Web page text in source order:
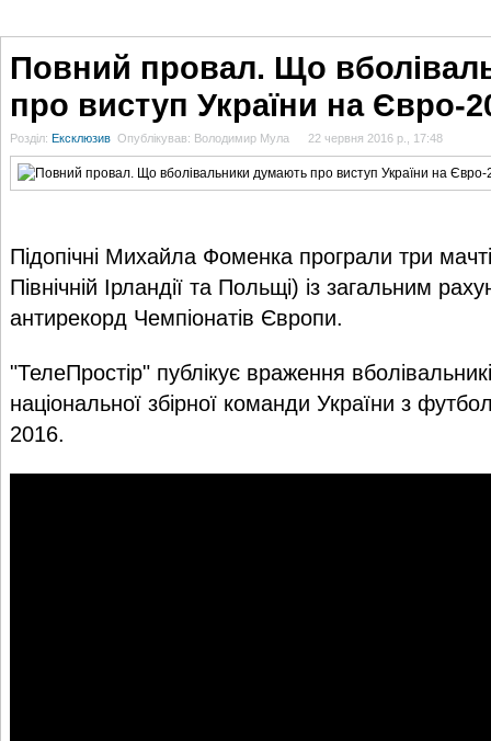
Повний провал. Що
про виступ України на Євро-
Розділ: Ексклюзив Опублікував: Володимир Мула 22 червня 2016 р., 17:48
Підопічні Михайла Фоменка програли три
Північній Ірландії та Польщі) із загальним
антирекорд Чемпіонатів Європи.
"ТелеПростір" публікує враження
національної збірної команди України з
2016.